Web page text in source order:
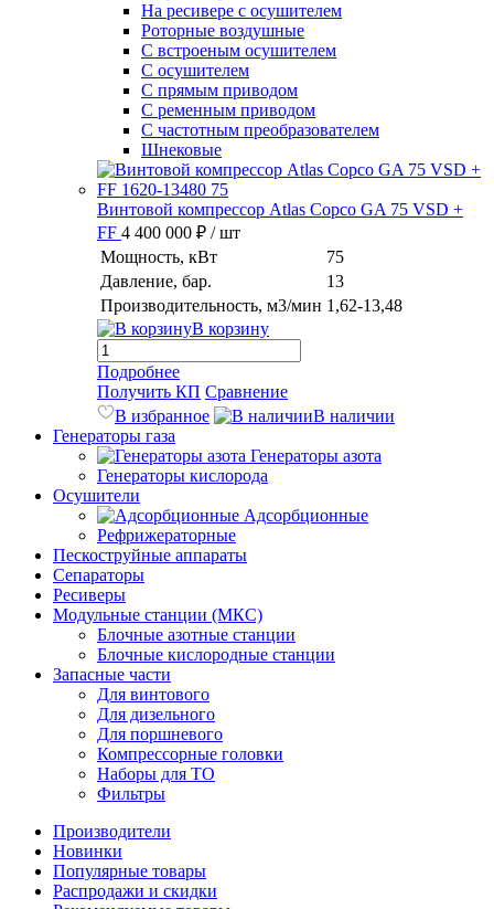
На ресивере с осушителем
Роторные воздушные
С встроеным осушителем
С осушителем
С прямым приводом
С ременным приводом
С частотным преобразователем
Шнековые
Винтовой компрессор Atlas Copco GA 75 VSD +
FF 4 400 000 ₽ / шт
Мощность, кВт
75
Давление, бар.
13
Производительность, м3/мин 1,62-13,48
В корзину
Подробнее
Получить КП Сравнение
В избранное
В наличии
Генераторы газа
Генераторы азота
Генераторы кислорода
Осушители
Адсорбционные
Рефрижераторные
Пескоструйные аппараты
Сепараторы
Ресиверы
Модульные станции (МКС)
Блочные азотные станции
Блочные кислородные станции
Запасные части
Для винтового
Для дизельного
Для поршневого
Компрессорные головки
Наборы для ТО
Фильтры
Производители
Новинки
Популярные товары
Распродажи и скидки